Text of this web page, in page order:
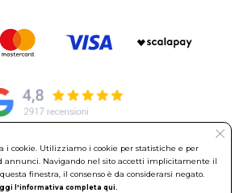
- Sede Legale: Via Leonardo da Vinci, 40 -
Monterotondo Scalo (RM)
i cookie. Utilizziamo i cookie per statistiche e per
annunci. Navigando nel sito accetti implicitamente il
finestra, il consenso è da considerarsi negato.
l'informativa completa qui.